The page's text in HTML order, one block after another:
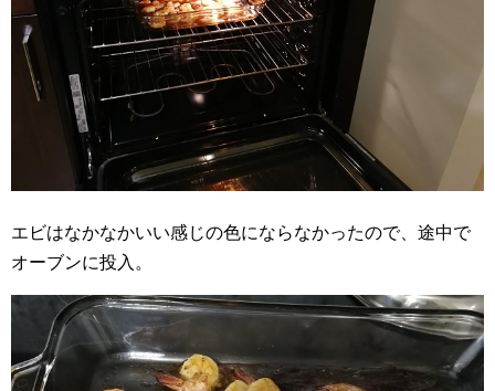
エビはなかなかいい感じの色にならなかったので、途中で
オーブンに投入。